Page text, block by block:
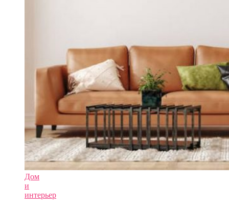
Дом
и
интерьер